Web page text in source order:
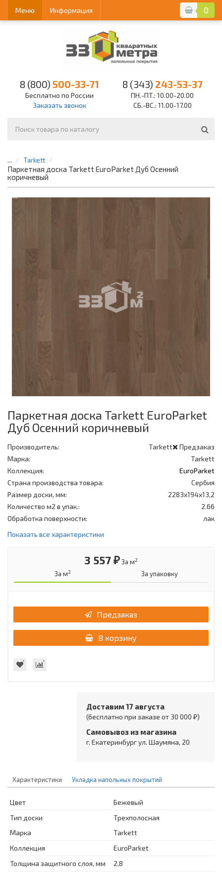
0
Меню Информация
8 (800) 500-33-71
Бесплатно по России
Заказать звонок
8 (343) 243-53-37
ПН.-ПТ.: 10.00-20.00
СБ.-ВС.: 11.00-17.00
... Tarkett
Паркетная доска Tarkett EuroParket Дуб Осенний
коричневый
Паркетная доска Tarkett EuroParket
Дуб Осенний коричневый
Предзаказ
Производитель:
Tarkett
Марка:
Tarkett
Коллекция:
EuroParket
Страна производства товара:
Сербия
Размер доски, мм:
2283x194x13,2
Количество м2 в упак.:
2.66
Обработка поверхности:
лак
Показать все характеристики
3 557 ₽За м2
За м2 За упаковку
Предзаказ
В корзину
Доставим 17 августа
(бесплатно при заказе от 30 000 ₽)
Самовывоз из магазина
г. Екатеринбург ул. Шаумяна, 20
Характеристики Укладка напольных покрытий
Цвет
Бежевый
Тип доски
Трехполосная
Марка
Tarkett
Коллекция
EuroParket
Толщина защитного слоя, мм
2,8